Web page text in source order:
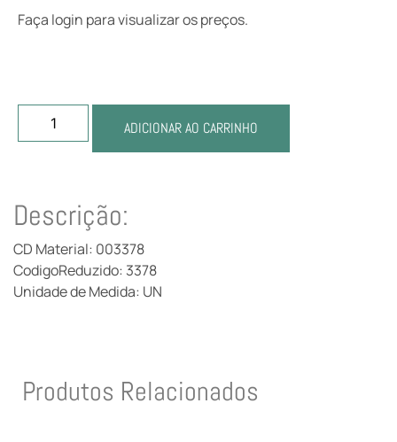
Faça login para visualizar os preços.
ADICIONAR AO CARRINHO
Descrição:
CD Material: 003378
CodigoReduzido: 3378
Unidade de Medida: UN
Produtos Relacionados